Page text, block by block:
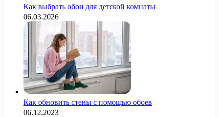
Как выбрать обои для детской комнаты
06.03.2026
Как обновить стены с помощью обоев
06.12.2023